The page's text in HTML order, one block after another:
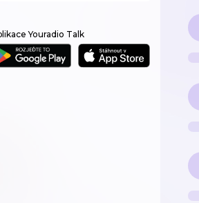
Youradio Talk